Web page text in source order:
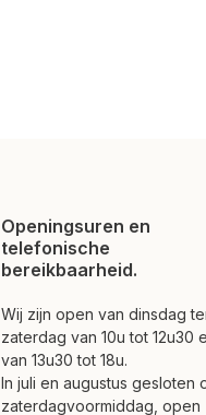
Openingsuren en
telefonische
bereikbaarheid.
Wij zijn open van dinsdag
zaterdag van 10u tot 12u30
van 13u30 tot 18u.
In juli en augustus gesloten
zaterdagvoormiddag, open